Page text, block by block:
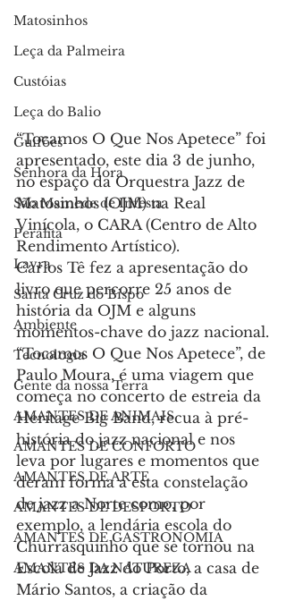
Matosinhos
Leça da Palmeira
Custóias
Leça do Balio
Guifões
Senhora da Hora
São Mamede de Infesta
Perafita
Lavra
Santa Cruz do Bispo
Ambiente
Tecnologia
Gente da nossa Terra
AMANTES DE ANIMAIS
AMANTES DE CONFORTO
AMANTES DE ARTE
AMANTES DE DESPORTO
AMANTES DE GASTRONOMIA
AMANTES DA NATUREZA
“Tocamos O Que Nos Apetece” foi
apresentado, este dia 3 de junho,
no espaço da Orquestra Jazz de
Matosinhos (OJM) na Real
Vinícola, o CARA (Centro de Alto
Rendimento Artístico).
Carlos Tê fez a apresentação do
livro que percorre 25 anos de
história da OJM e alguns
momentos-chave do jazz nacional.
“Tocamos O Que Nos Apetece”, de
Paulo Moura, é uma viagem que
começa no concerto de estreia da
Heritage Big Band, recua à pré-
história do jazz nacional e nos
leva por lugares e momentos que
deram forma a esta constelação
de jazz a Norte como, por
exemplo, a lendária escola do
Churrasquinho que se tornou na
Escola de Jazz do Porto, a casa de
Mário Santos, a criação da